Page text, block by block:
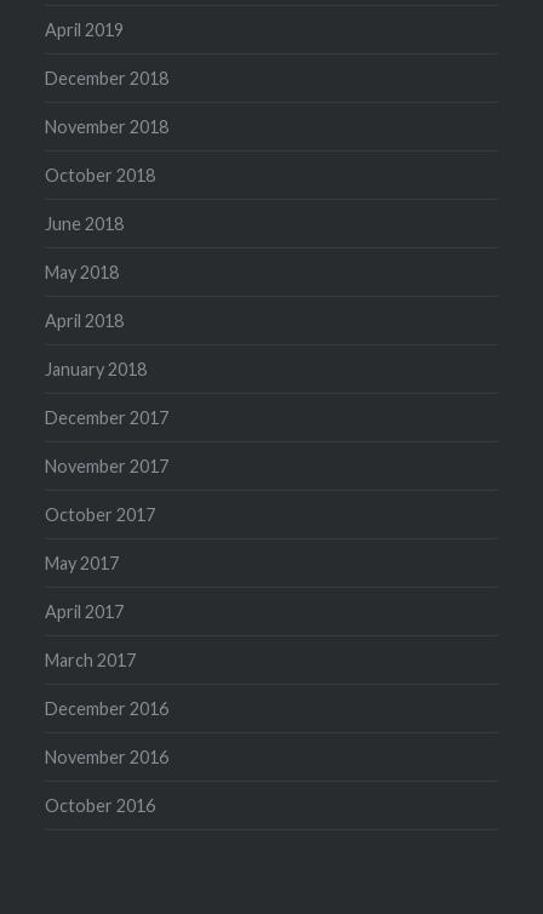
April 2019
December 2018
November 2018
October 2018
June 2018
May 2018
April 2018
January 2018
December 2017
November 2017
October 2017
May 2017
April 2017
March 2017
December 2016
November 2016
October 2016